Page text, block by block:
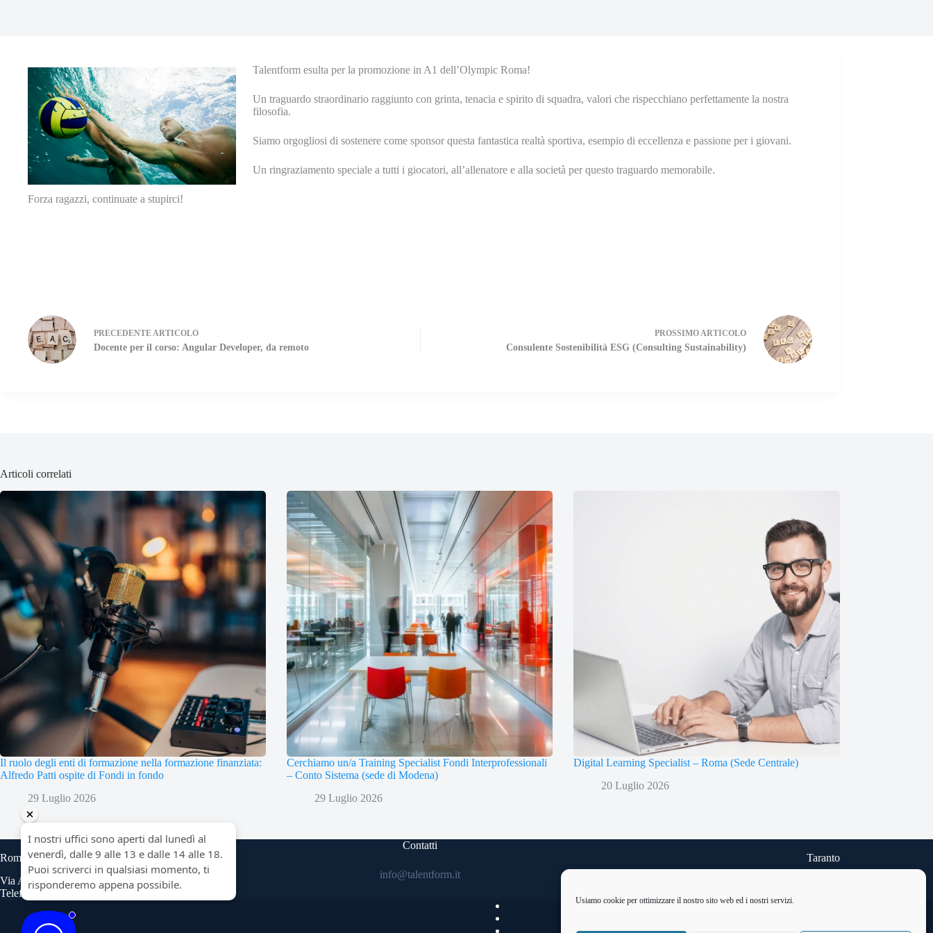
Usiamo cookie per ottimizzare il nostro sito web ed i nostri servizi.
Talentform esulta per la promozione in A1 dell’Olympic Roma!
Un traguardo straordinario raggiunto con grinta, tenacia e spirito di squadra, valori che rispecchiano perfettamente la nostra
filosofia.
Siamo orgogliosi di sostenere come sponsor questa fantastica realtà sportiva, esempio di eccellenza e passione per i giovani.
Un ringraziamento speciale a tutti i giocatori, all’allenatore e alla società per questo traguardo memorabile.
Forza ragazzi, continuate a stupirci!
PRECEDENTE ARTICOLO
Docente per il corso: Angular Developer, da remoto
PROSSIMO ARTICOLO
Consulente Sostenibilità ESG (Consulting Sustainability)
Articoli correlati
Il ruolo degli enti di formazione nella formazione finanziata:
Alfredo Patti ospite di Fondi in fondo
29 Luglio 2026
Cerchiamo un/a Training Specialist Fondi Interprofessionali
– Conto Sistema (sede di Modena)
29 Luglio 2026
Digital Learning Specialist – Roma (Sede Centrale)
20 Luglio 2026
Contatti
Roma
Via Angelo Bargoni 8, scala B
Telefono: 06 45474931
info@talentform.it
Taranto
Privacy Policy